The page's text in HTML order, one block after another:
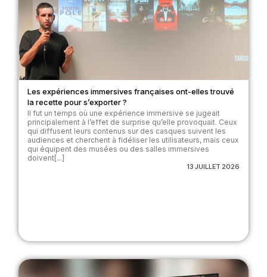
Les expériences immersives françaises ont-elles trouvé
la recette pour s’exporter ?
Il fut un temps où une expérience immersive se jugeait
principalement à l’effet de surprise qu’elle provoquait. Ceux
qui diffusent leurs contenus sur des casques suivent les
audiences et cherchent à fidéliser les utilisateurs, mais ceux
qui équipent des musées ou des salles immersives
doivent[...]
13 JUILLET 2026